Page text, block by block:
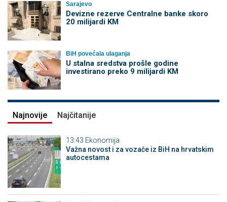
Sarajevo
Devizne rezerve Centralne banke skoro
20 milijardi KM
BiH povećala ulaganja
U stalna sredstva prošle godine
investirano preko 9 milijardi KM
Najnovije Najčitanije
13:43 Ekonomija
Važna novost i za vozače iz BiH na hrvatskim
autocestama